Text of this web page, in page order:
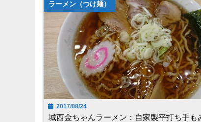
ラーメン（つけ麺）
2017/08/24
城西金ちゃんラーメン：自家製平打ち手も